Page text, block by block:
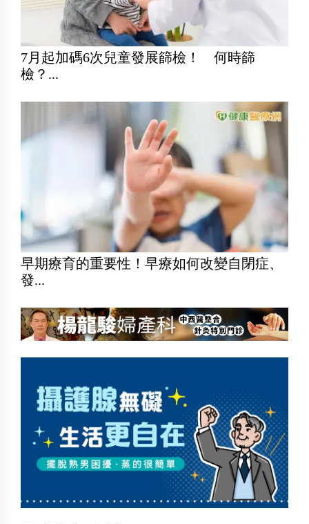
7月起加碼6次兒童發展篩檢！ 何時篩
檢？...
早期療育的重要性！早療如何改變自閉症、
發...